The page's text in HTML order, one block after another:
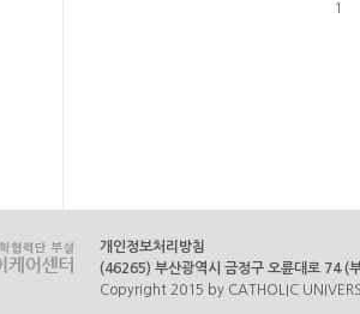
1
개인정보처리방침
(46265) 부산광역시 금정구 오륜대로 74
Copyright 2015 by CATHOLIC